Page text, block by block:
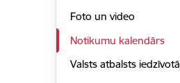
Foto un video
Notikumu kalendārs
Valsts atbalsts